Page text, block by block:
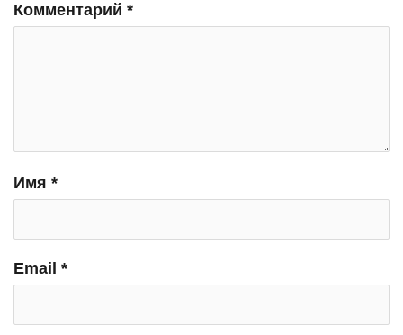
Комментарий *
Имя *
Email *